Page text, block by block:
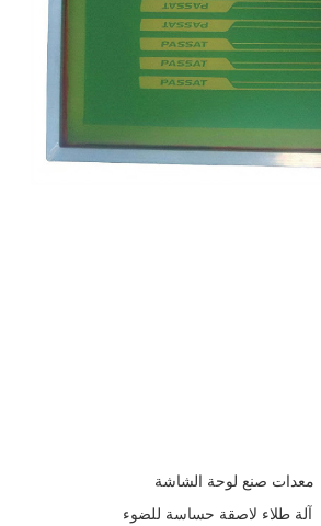
معدات صنع لوحة الشاشة
آلة طلاء لاصقة حساسة للضوء